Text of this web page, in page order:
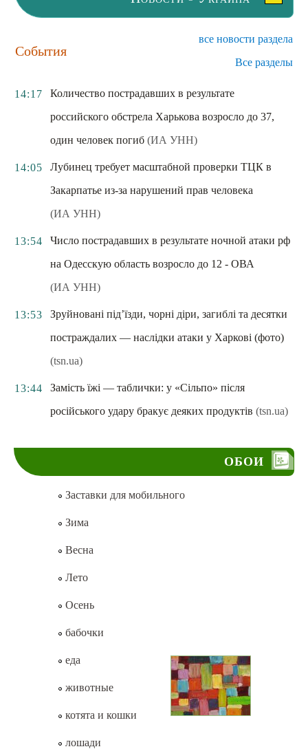
События
все новости раздела
Все разделы
14:17
Количество пострадавших в результате
российского обстрела Харькова возросло до 37,
один человек погиб (ИА УНН)
14:05
Лубинец требует масштабной проверки ТЦК в
Закарпатье из-за нарушений прав человека
(ИА УНН)
13:54
Число пострадавших в результате ночной атаки рф
на Одесскую область возросло до 12 - ОВА
(ИА УНН)
13:53
Зруйновані під’їзди, чорні діри, загиблі та десятки
постраждалих — наслідки атаки у Харкові (фото)
(tsn.ua)
13:44
Замість їжі — таблички: у «Сільпо» після
російського удару бракує деяких продуктів (tsn.ua)
ОБОИ
Заставки для мобильного
Зима
Весна
Лето
Осень
бабочки
еда
животные
котята и кошки
лошади